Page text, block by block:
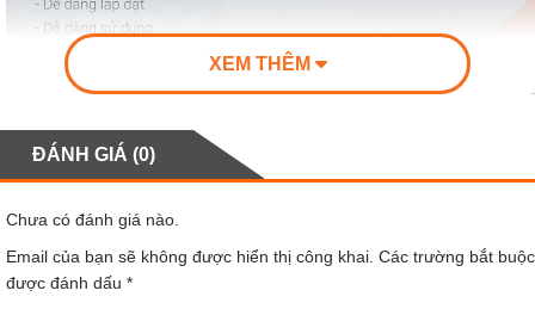
XEM THÊM
ĐÁNH GIÁ (0)
Chưa có đánh giá nào.
Email của bạn sẽ không được hiển thị công khai. Các trường bắt buộc
được đánh dấu *